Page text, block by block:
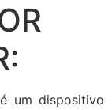
um dispositivo